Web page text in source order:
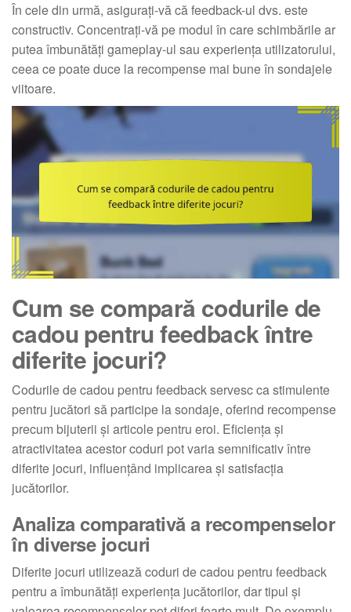
În cele din urmă, asigurați-vă că feedback-ul dvs. este
constructiv. Concentrați-vă pe modul în care schimbările ar
putea îmbunătăți gameplay-ul sau experiența utilizatorului,
ceea ce poate duce la recompense mai bune în sondajele
viitoare.
Cum se compară codurile de
cadou pentru feedback între
diferite jocuri?
Codurile de cadou pentru feedback servesc ca stimulente
pentru jucători să participe la sondaje, oferind recompense
precum bijuterii și articole pentru eroi. Eficiența și
atractivitatea acestor coduri pot varia semnificativ între
diferite jocuri, influențând implicarea și satisfacția
jucătorilor.
Analiza comparativă a recompenselor
în diverse jocuri
Diferite jocuri utilizează coduri de cadou pentru feedback
pentru a îmbunătăți experiența jucătorilor, dar tipul și